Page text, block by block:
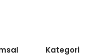
Kategori